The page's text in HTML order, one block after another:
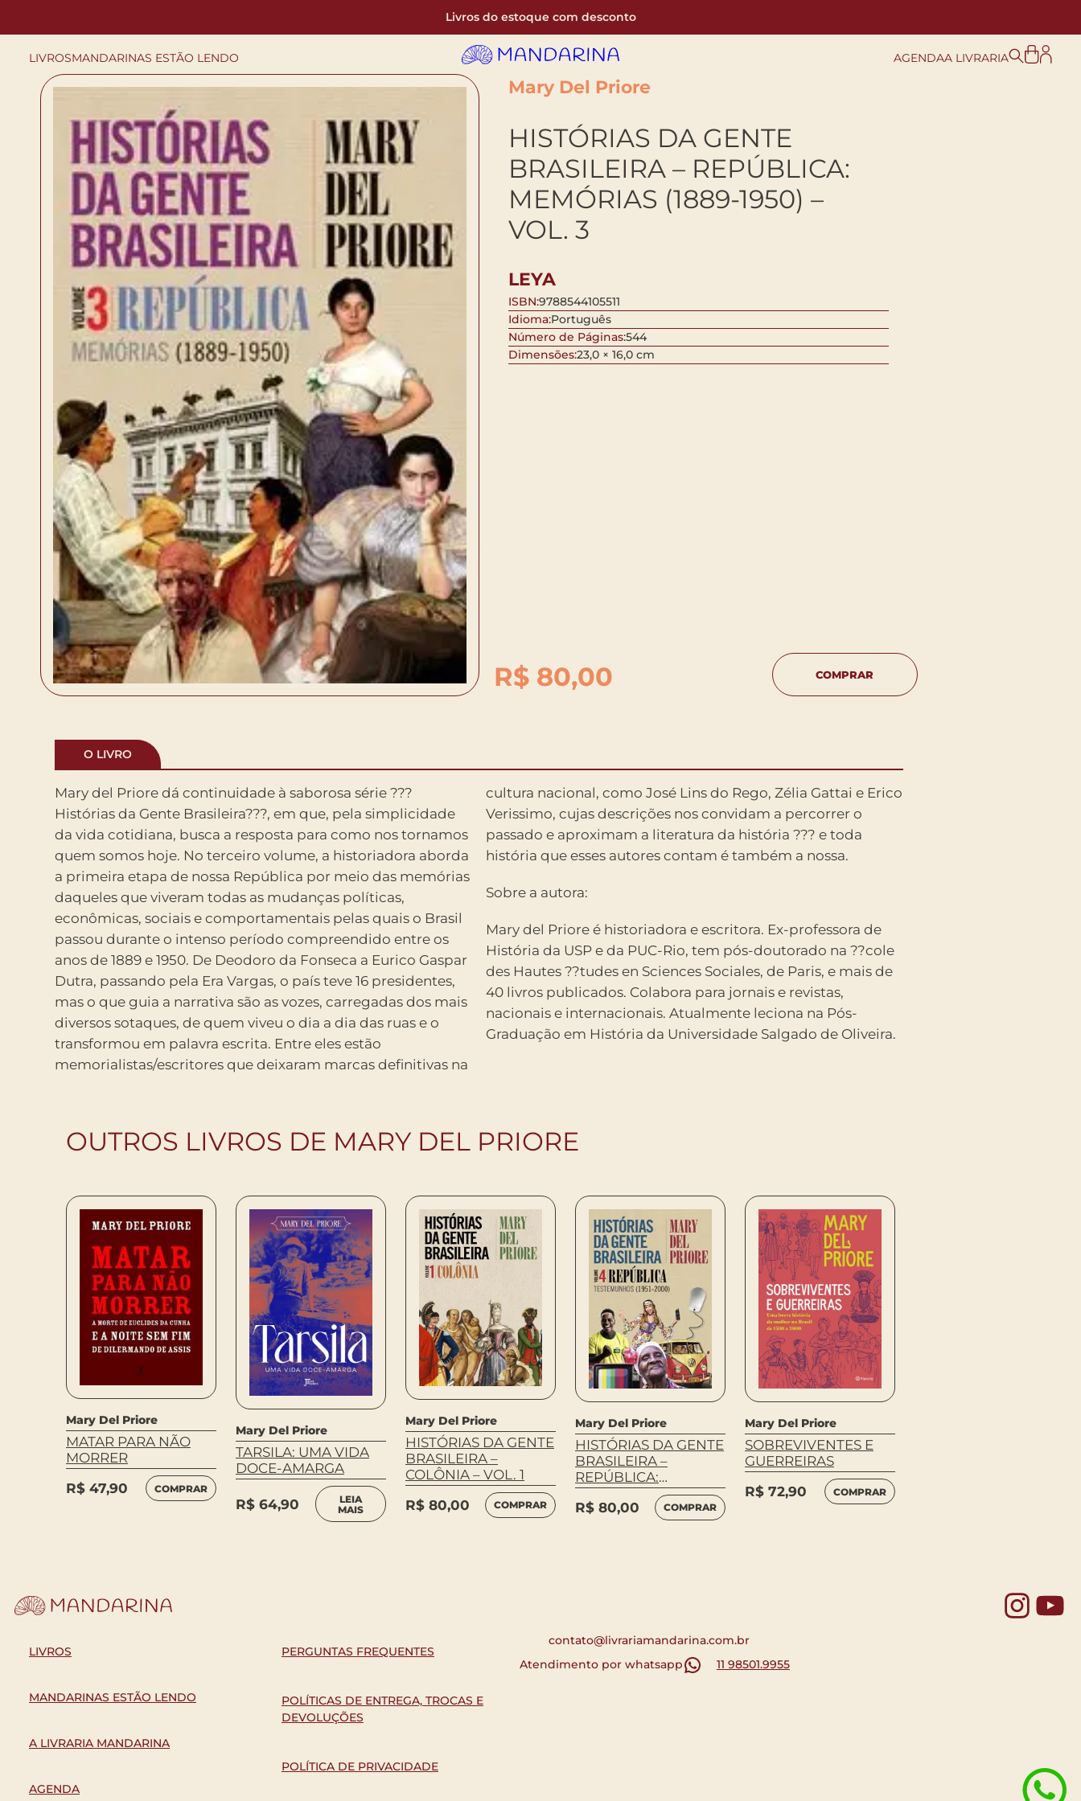
Livros do estoque com desconto
LIVROSMANDARINAS ESTÃO LENDO AGENDAA LIVRARIA
Mary Del Priore
HISTÓRIAS DA GENTE
BRASILEIRA – REPÚBLICA:
MEMÓRIAS (1889-1950) –
VOL. 3
LEYA
ISBN:9788544105511
Idioma:Português
Número de Páginas:544
Dimensões:23,0 × 16,0 cm
R$80,00 COMPRAR
O LIVRO
Mary del Priore dá continuidade à saborosa série ???
Histórias da Gente Brasileira???, em que, pela simplicidade
da vida cotidiana, busca a resposta para como nos tornamos
quem somos hoje. No terceiro volume, a historiadora aborda
a primeira etapa de nossa República por meio das memórias
daqueles que viveram todas as mudanças políticas,
econômicas, sociais e comportamentais pelas quais o Brasil
passou durante o intenso período compreendido entre os
anos de 1889 e 1950. De Deodoro da Fonseca a Eurico Gaspar
Dutra, passando pela Era Vargas, o país teve 16 presidentes,
mas o que guia a narrativa são as vozes, carregadas dos mais
diversos sotaques, de quem viveu o dia a dia das ruas e o
transformou em palavra escrita. Entre eles estão
memorialistas/escritores que deixaram marcas definitivas na
cultura nacional, como José Lins do Rego, Zélia Gattai e Erico
Verissimo, cujas descrições nos convidam a percorrer o
passado e aproximam a literatura da história ??? e toda
história que esses autores contam é também a nossa.
Sobre a autora:
Mary del Priore é historiadora e escritora. Ex-professora de
História da USP e da PUC-Rio, tem pós-doutorado na ??cole
des Hautes ??tudes en Sciences Sociales, de Paris, e mais de
40 livros publicados. Colabora para jornais e revistas,
nacionais e internacionais. Atualmente leciona na Pós-
Graduação em História da Universidade Salgado de Oliveira.
OUTROS LIVROS DE MARY DEL PRIORE
Mary Del Priore
MATAR PARA NÃO
MORRER
R$ 47,90 COMPRAR
Mary Del Priore
TARSILA: UMA VIDA
DOCE-AMARGA
R$ 64,90
LEIA
MAIS
Mary Del Priore
HISTÓRIAS DA GENTE
BRASILEIRA –
COLÔNIA – VOL. 1
R$ 80,00 COMPRAR
Mary Del Priore
HISTÓRIAS DA GENTE
BRASILEIRA –
REPÚBLICA:
TESTEMUNHOS (1951-
2000) – VOL. 4
R$ 80,00 COMPRAR
Mary Del Priore
SOBREVIVENTES E
GUERREIRAS
R$ 72,90 COMPRAR
LIVROS
MANDARINAS ESTÃO LENDO
A LIVRARIA MANDARINA
AGENDA
PERGUNTAS FREQUENTES
POLÍTICAS DE ENTREGA, TROCAS E
DEVOLUÇÕES
POLÍTICA DE PRIVACIDADE
contato@livrariamandarina.com.br
Atendimento por whatsapp
11 98501.9955